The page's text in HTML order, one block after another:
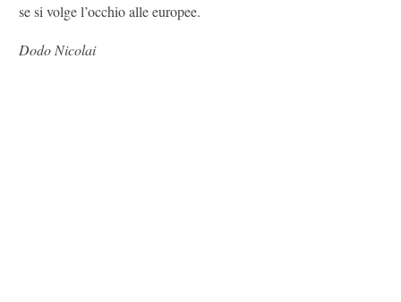
se si volge l’occhio alle europee.
Dodo Nicolai